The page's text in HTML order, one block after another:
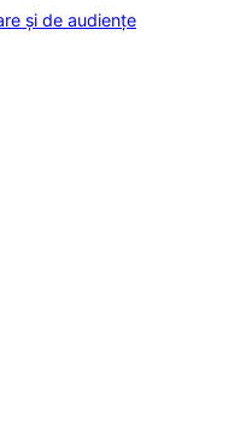
și de audiențe